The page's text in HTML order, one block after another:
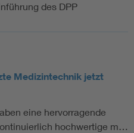
des DPP
Medizintechnik jetzt
eine hervorragende
hochwertige m…